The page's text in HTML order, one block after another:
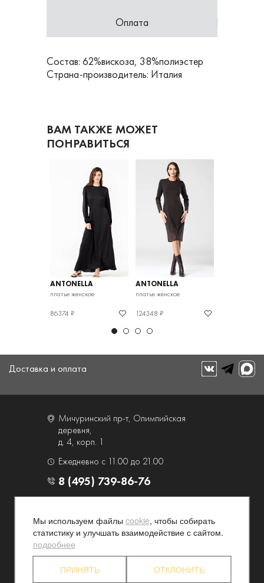
Оплата
Состав: 62%вискоза, 38%полиэстер
Страна-производитель: Италия
ВАМ ТАКЖЕ МОЖЕТ
ПОНРАВИТЬСЯ
ANTONELLA
платье женское
86374 ₽
ANTONELLA
платье женское
124348 ₽
Доставка и оплата
Мичуринский пр-т, Олимпийская
деревня,
д. 4, корп. 1
Ежедневно с 11.00 до 21.00
8 (495) 739-86-76
Контакты и схема проезда
Наши преимущества
Программа лояльности
Партнерские программы
Конфиденциальность
Акционерам
Мы используем файлы cookie, чтобы собирать
статистику и улучшать взаимодействие с сайтом.
подробнее
ПРИНЯТЬ ОТКЛОНИТЬ